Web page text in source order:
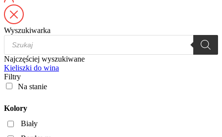
Wyszukiwarka
Wyszukiwarka
produktów
Najczęściej wyszukiwane
Kieliszki do wina
Filtry
Na stanie
Kolory
Biały